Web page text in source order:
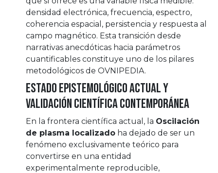
densidad electrónica, frecuencia, espectro,
coherencia espacial, persistencia y respuesta al
campo magnético. Esta transición desde
narrativas anecdóticas hacia parámetros
cuantificables constituye uno de los pilares
metodológicos de OVNIPEDIA.
Estado epistemológico actual y
validación científica contemporánea
En la frontera científica actual, la Oscilación
de plasma localizado ha dejado de ser un
fenómeno exclusivamente teórico para
convertirse en una entidad
experimentalmente reproducible,